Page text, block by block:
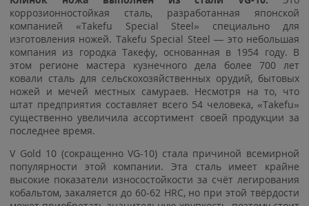
коррозионностойкая сталь, разработанная японской
компанией «Takefu Special Steel» специально для
изготовления ножей. Takefu Special Steel — это небольшая
компания из городка Такефу, основанная в 1954 году. В
этом регионе мастера кузнечного дела более 700 лет
ковали сталь для сельскохозяйственных орудий, бытовых
ножей и мечей местных самураев. Несмотря на то, что
штат предприятия составляет всего 54 человека, «Takefu»
существенно увеличила ассортимент своей продукции за
последнее время.
V Gold 10 (сокращенно VG-10) стала причиной всемирной
популярности этой компании. Эта сталь имеет крайне
высокие показатели износостойкости за счёт легирования
кобальтом, закаляется до 60-62 HRC, но при этой твёрдости